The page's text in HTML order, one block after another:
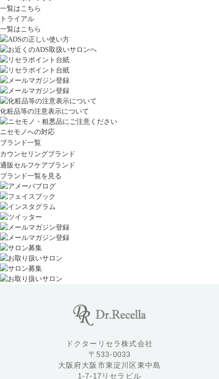
一覧はこちら
トライアル
一覧はこちら
化粧品等の注意表示について
ニセモノへの対応
ブランド一覧
カウンセリングブランド
通販セルフケアブランド
ブランド一覧を見る
ドクターリセラ株式会社
〒533-0033
大阪府大阪市東淀川区東中島
1-7-17リセラビル